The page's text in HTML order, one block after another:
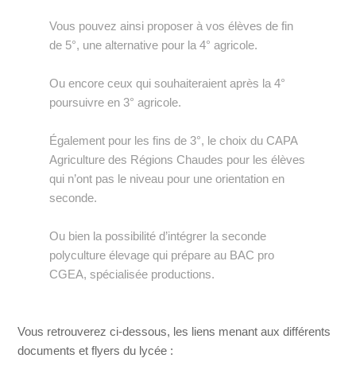
Vous pouvez ainsi proposer à vos élèves de fin
de 5°, une alternative pour la 4° agricole.
Ou encore ceux qui souhaiteraient après la 4°
poursuivre en 3° agricole.
Également pour les fins de 3°, le choix du CAPA
Agriculture des Régions Chaudes pour les élèves
qui n’ont pas le niveau pour une orientation en
seconde.
Ou bien la possibilité d’intégrer la seconde
polyculture élevage qui prépare au BAC pro
CGEA, spécialisée productions.
Vous retrouverez ci-dessous, les liens menant aux différents
documents et flyers du lycée :